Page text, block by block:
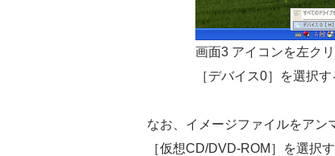
画面3 アイコンを左クリ
［デバイス0］を選択す
なお、イメージファイルをアン
［仮想CD/DVD-ROM］を選択